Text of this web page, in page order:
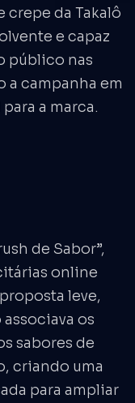
crepe da Takalô
e capaz
público nas
a campanha em
a marca.
de Sabor”,
online
leve,
os
sabores de
criando uma
para ampliar